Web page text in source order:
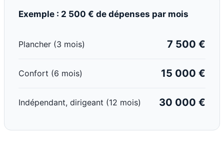
Exemple : 2 500 € de dépenses par mois
Plancher (3 mois) 7 500 €
Confort (6 mois) 15 000 €
Indépendant, dirigeant (12 mois) 30 000 €